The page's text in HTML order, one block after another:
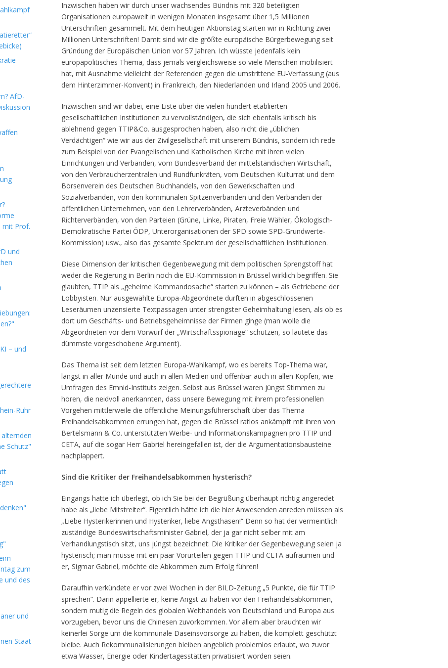
AfD-
mit Prof.
und
– und
Ruhr
Schutz"
zum
und des
und
Staat
Inzwischen haben wir durch unser wachsendes Bündnis mit 320 beteiligten
Organisationen europaweit in wenigen Monaten insgesamt über 1,5 Millionen
Unterschriften gesammelt. Mit dem heutigen Aktionstag starten wir in Richtung zwei
Millionen Unterschriften! Damit sind wir die größte europäische Bürgerbewegung seit
Gründung der Europäischen Union vor 57 Jahren. Ich wüsste jedenfalls kein
europapolitisches Thema, dass jemals vergleichsweise so vie­le Menschen mobilisiert
hat, mit Ausnahme vielleicht der Referenden gegen die umstrittene EU-Verfassung (aus
dem Hinterzimmer-Konvent) in Frankreich, den Niederlanden und Irland 2005 und 2006.
Inzwischen sind wir dabei, eine Liste über die vielen hundert etablierten
gesellschaftlichen Institutionen zu vervollständigen, die sich ebenfalls kritisch bis
ablehnend gegen TTIP&Co. ausgesprochen haben, also nicht die „üblichen
Verdächtigen“ wie wir aus der Zivilgesellschaft mit unserem Bündnis, sondern ich rede
zum Beispiel von der Evangelischen und Katholischen Kirche mit ihren vielen
Einrichtungen und Verbänden, vom Bundesverband der mittelständischen Wirtschaft,
von den Verbraucherzentralen und Rundfunkräten, vom Deutschen Kulturrat und dem
Börsenverein des Deutschen Buchhandels, von den Gewerkschaften und
Sozialverbänden, von den kommunalen Spitzenverbänden und den Verbänden der
öffentlichen Unternehmen, von den Lehrerverbänden, Ärzteverbänden und
Richterverbänden, von den Parteien (Grüne, Linke, Piraten, Freie Wähler, Ökologisch-
Demokratische Partei ÖDP, Unterorganisationen der SPD sowie SPD-Grundwerte-
Kommission) usw., also das gesamte Spektrum der gesellschaftlichen Institutionen.
Diese Dimension der kritischen Gegenbewegung mit dem politischen Sprengstoff hat
weder die Regierung in Berlin noch die EU-Kommission in Brüssel wirklich begriffen. Sie
glaubten, TTIP als „geheime Kommandosache“ starten zu können – als Getriebene der
Lobbyisten. Nur ausgewählte Europa-Abgeordnete durften in abgeschlossenen
Leseräumen unzensierte Textpassagen unter strengster Geheimhaltung lesen, als ob es
dort um Geschäfts- und Betriebsgeheimnisse der Firmen ginge (man wolle die
Abgeordneten vor dem Vorwurf der „Wirt­schaftsspionage“ schützen, so lautete das
dümmste vorgeschobene Argument).
Das Thema ist seit dem letzten Europa-Wahlkampf, wo es bereits Top-Thema war,
längst in aller Munde und auch in allen Medien und offenbar auch in allen Köpfen, wie
Umfragen des Emnid-Instituts zeigen. Selbst aus Brüssel waren jüngst Stimmen zu
hören, die neidvoll anerkannten, dass unsere Bewegung mit ihrem professionellen
Vorgehen mittlerweile die öffentliche Meinungsführerschaft über das Thema
Freihandelsabkommen errungen hat, gegen die Brüssel ratlos ankämpft mit ihren von
Bertelsmann & Co. unterstützten Werbe- und Informationskampagnen pro TTIP und
CETA, auf die sogar Herr Gabriel hereingefallen ist, der die Argumentationsbausteine
nachplappert.
Sind die Kritiker der Freihandelsabkommen hysterisch?
Eingangs hatte ich überlegt, ob ich Sie bei der Begrüßung überhaupt richtig angeredet
habe als „liebe Mitstreiter“. Eigentlich hätte ich die hier Anwesenden anreden müssen als
„Liebe Hysterikerinnen und Hysteriker, liebe Angsthasen!“ Denn so hat der vermeintlich
zuständige Bundeswirtschaftsminister Gabriel, der ja gar nicht selber mit am
Verhandlungstisch sitzt, uns jüngst bezeichnet: Die Kritiker der Gegenbewegung seien ja
hysterisch; man müsse mit ein paar Vorurteilen gegen TTIP und CETA aufräumen und
er, Sigmar Gabriel, möchte die Abkommen zum Erfolg führen!
Daraufhin verkündete er vor zwei Wochen in der BILD-Zeitung „5 Punkte, die für TTIP
sprechen“. Darin appellierte er, keine Angst zu haben vor den Freihandelsabkommen,
sondern mutig die Regeln des globalen Welthandels von Deutschland und Europa aus
vorzugeben, bevor uns die Chinesen zuvorkommen. Vor allem aber brauchten wir
keinerlei Sorge um die kommunale Daseinsvorsorge zu haben, die komplett geschützt
bleibe. Auch Rekommunalisierungen bleiben angeblich problemlos erlaubt, wo zuvor
etwa Wasser, Energie oder Kindertagesstätten privatisiert worden seien.